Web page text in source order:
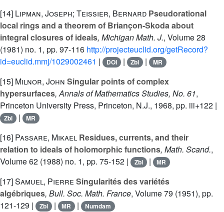
[14] Lipman, Joseph; Teissier, Bernard Pseudorational
local rings and a theorem of Briançon-Skoda about
integral closures of ideals, Michigan Math. J., Volume 28
(1981) no. 1, pp. 97-116 http://projecteuclid.org/getRecord?
id=euclid.mmj/1029002461 | DOI | Zbl | MR
[15] Milnor, John Singular points of complex
hypersurfaces, Annals of Mathematics Studies, No. 61,
Princeton University Press, Princeton, N.J., 1968, pp. iii+122 |
Zbl | MR
[16] Passare, Mikael Residues, currents, and their
relation to ideals of holomorphic functions, Math. Scand.,
Volume 62 (1988) no. 1, pp. 75-152 | Zbl | MR
[17]Samuel, Pierre Singularités des variétés
algébriques, Bull. Soc. Math. France, Volume 79 (1951), pp.
121-129 |
Zbl | MR | Numdam